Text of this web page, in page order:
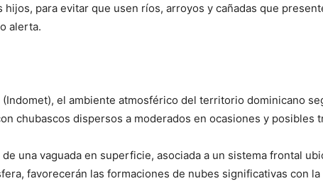
para evitar que usen ríos, arroyos y cañadas que
alerta.
el ambiente atmosférico del territorio dominicano
chubascos dispersos a moderados en ocasiones y posibles
una vaguada en superficie, asociada a un sistema frontal
favorecerán las formaciones de nubes significativas con